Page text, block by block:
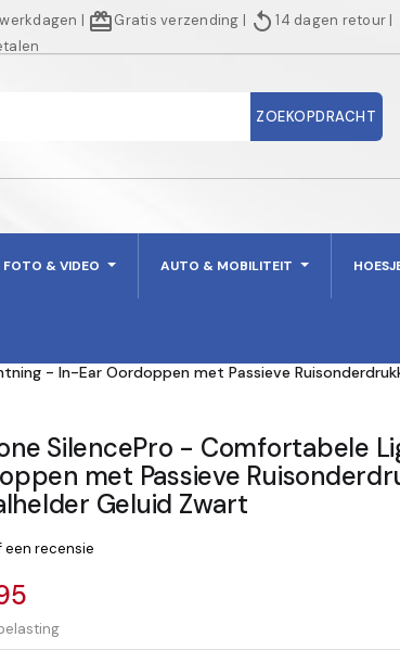
werkdagen | redeemGratis verzending | replay14 dagen retour |
ZOEKOPDRACHT
FOTO & VIDEO AUTO & MOBILITEIT
- In-Ear Oordoppen met Passieve
SilencePro - Comfortabele
met Passieve
Geluid Zwart
een recensie